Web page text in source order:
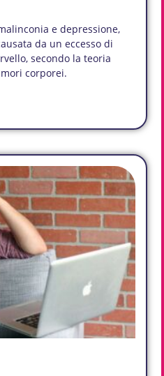
e depressione,
da un eccesso di
secondo la teoria
corporei.